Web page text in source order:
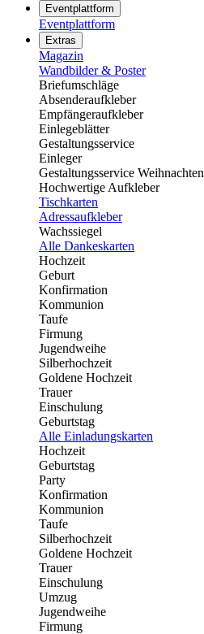
Eventplattform
Eventplattform
Extras
Magazin
Wandbilder & Poster
Briefumschläge
Absenderaufkleber
Empfängeraufkleber
Einlegeblätter
Gestaltungsservice
Einleger
Gestaltungsservice Weihnachten
Hochwertige Aufkleber
Tischkarten
Adressaufkleber
Wachssiegel
Alle Dankeskarten
Hochzeit
Geburt
Konfirmation
Kommunion
Taufe
Firmung
Jugendweihe
Silberhochzeit
Goldene Hochzeit
Trauer
Einschulung
Geburtstag
Alle Einladungskarten
Hochzeit
Geburtstag
Party
Konfirmation
Kommunion
Taufe
Silberhochzeit
Goldene Hochzeit
Trauer
Einschulung
Umzug
Jugendweihe
Firmung